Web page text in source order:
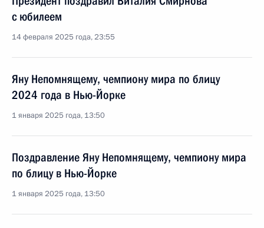
с юбилеем
14 февраля 2025 года, 23:55
Яну Непомнящему, чемпиону мира по блицу
2024 года в Нью-Йорке
1 января 2025 года, 13:50
Поздравление Яну Непомнящему, чемпиону мира
по блицу в Нью-Йорке
1 января 2025 года, 13:50